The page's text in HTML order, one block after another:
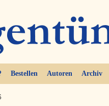
Bestellen Autoren Archiv